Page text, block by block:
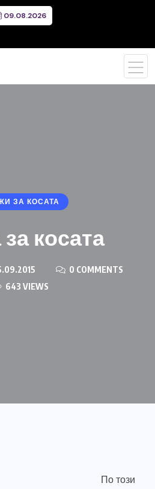
09.08.2026
ЗА КОСАТА
косата
0 COMMENTS
643 VIEWS
По този